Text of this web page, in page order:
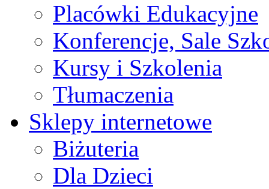
Placówki Edukacyjne
Konferencje, Sale
Kursy i Szkolenia
Tłumaczenia
Sklepy internetowe
Biżuteria
Dla Dzieci